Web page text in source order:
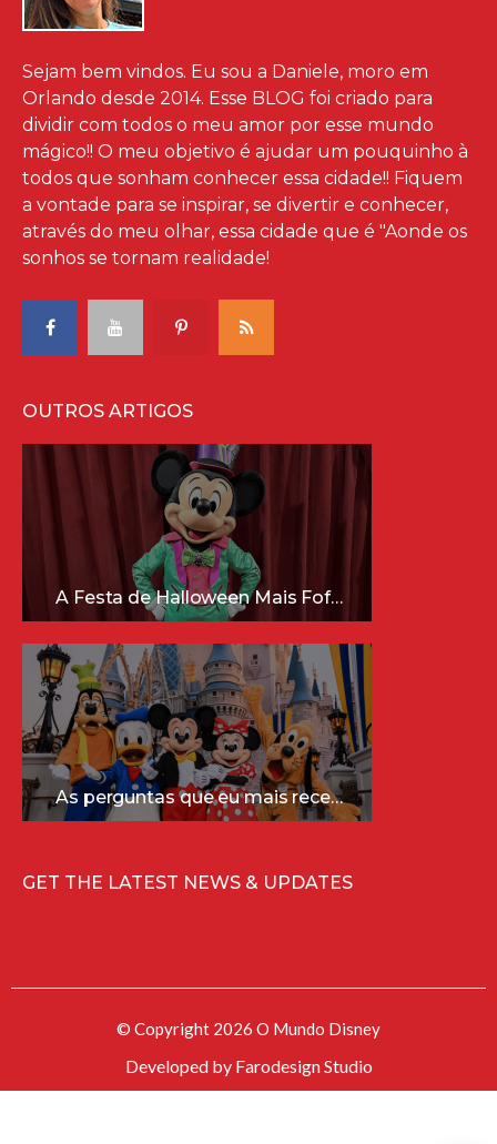
Sejam bem vindos. Eu sou a Daniele, moro em
Orlando desde 2014. Esse BLOG foi criado para
dividir com todos o meu amor por esse mundo
mágico!! O meu objetivo é ajudar um pouquinho à
todos que sonham conhecer essa cidade!! Fiquem
a vontade para se inspirar, se divertir e conhecer,
através do meu olhar, essa cidade que é "Aonde os
sonhos se tornam realidade!
OUTROS ARTIGOS
A Festa de Halloween Mais Fofa da Disney Está Chegando!
As perguntas que eu mais recebo sobre a Disney (e as respostas mais sinceras!)
GET THE LATEST NEWS & UPDATES
© Copyright 2026 O Mundo Disney
Developed by Farodesign Studio